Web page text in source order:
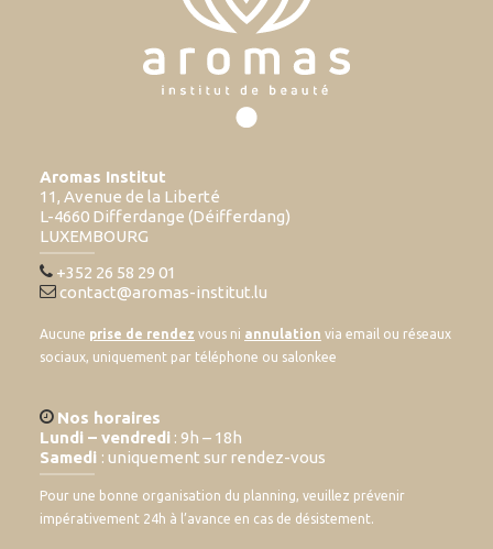
Aromas Institut
11, Avenue de la Liberté
L-4660 Differdange (Déifferdang)
LUXEMBOURG
+352 26 58 29 01
contact@aromas-institut.lu
Aucune prise de rendez vous ni annulation via email ou réseaux
sociaux, uniquement par téléphone ou salonkee
Nos horaires
Lundi – vendredi : 9h – 18h
Samedi : uniquement sur rendez-vous
Pour une bonne organisation du planning, veuillez prévenir
impérativement 24h à l’avance en cas de désistement.